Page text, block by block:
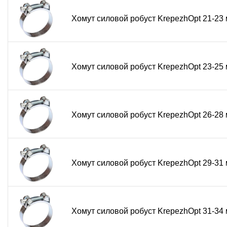
Абсолютная коррозионная стойкость:
AISI 304
Универсальность монтажа:Фланцевая или
Долговечность:
Широкий температурный диапазон:
Нужно надежное и подвижное крепление для
KrepezhOpt в корзину — обеспечьте долговечность и
Часто задаваемые вопросы (FAQ)
В чем отличие шарнирного хомута от обычного
Главное отличие — наличие подвижного
подвижности. Это компенсирует тепловые
объекте.
Для каких типов трубопроводов подходит этот
Хомут предназначен для фиксации стальных,
а также для крепления силовых кабельных трасс и
Как подобрать типоразмер хомута?
Измерьте внешний диаметр трубы или
Хомут силовой робуст KrepezhOpt 21-
Хомут силовой робуст KrepezhOpt 23-
Хомут силовой робуст KrepezhOpt 26-
Хомут силовой робуст KrepezhOpt 29-
Хомут силовой робуст KrepezhOpt 31-